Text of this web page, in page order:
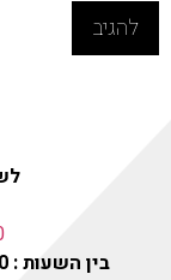
בין השעות : 8:00-15:00 (ניתן לשלוח גם וואטסאפ)